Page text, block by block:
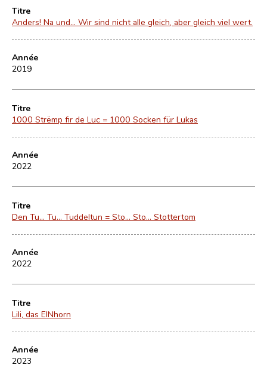
Titre
Anders! Na und... Wir sind nicht alle gleich, aber gleich viel wert.
Année
2019
Titre
1000 Strëmp fir de Luc = 1000 Socken für Lukas
Année
2022
Titre
Den Tu... Tu... Tuddeltun = Sto... Sto... Stottertom
Année
2022
Titre
Lili, das EINhorn
Année
2023